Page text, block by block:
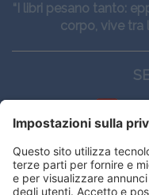
“I libri pesano tanto:
corpo, vive tra